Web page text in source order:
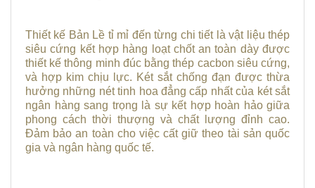
Thiết kế Bản Lề tỉ mỉ đến từng chi tiết là vật liệu thép
siêu cứng kết hợp hàng loạt chốt an toàn dày được
thiết kế thông minh đúc bằng thép cacbon siêu cứng,
và hợp kim chịu lực. Két sắt chống đạn được thừa
hưởng những nét tinh hoa đẳng cấp nhất của két sắt
ngân hàng sang trọng là sự kết hợp hoàn hảo giữa
phong cách thời thượng và chất lượng đỉnh cao.
Đảm bảo an toàn cho việc cất giữ theo tài sản quốc
gia và ngân hàng quốc tế.